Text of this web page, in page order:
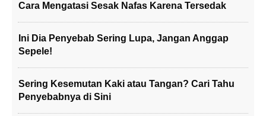
Cara Mengatasi Sesak Nafas Karena Tersedak
Ini Dia Penyebab Sering Lupa, Jangan Anggap
Sepele!
Sering Kesemutan Kaki atau Tangan? Cari Tahu
Penyebabnya di Sini